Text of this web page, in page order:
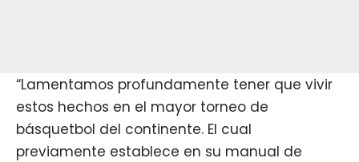
“Lamentamos profundamente tener que vivir
estos hechos en el mayor torneo de
básquetbol del continente. El cual
previamente establece en su manual de